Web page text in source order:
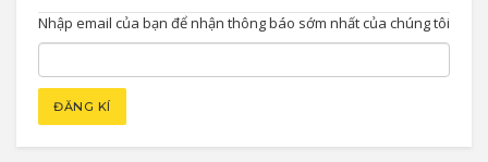
Nhập email của bạn để nhận thông báo sớm nhất của chúng tôi